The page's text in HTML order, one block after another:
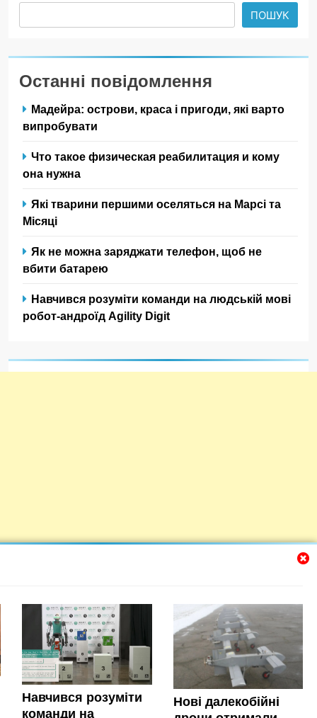
Навчився розуміти
команди на
Нові далекобійні
ПОШУК
Останні повідомлення
Мадейра: острови, краса і пригоди, які варто
випробувати
Что такое физическая реабилитация и кому
она нужна
Які тварини першими оселяться на Марсі та
Місяці
Як не можна заряджати телефон, щоб не
вбити батарею
Навчився розуміти команди на людській мові
робот-андроїд Agility Digit